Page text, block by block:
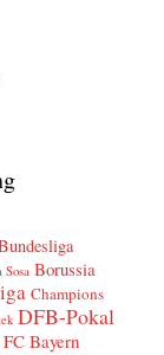
Sosa Borussia
Champions
DFB-Pokal
FC Bayern